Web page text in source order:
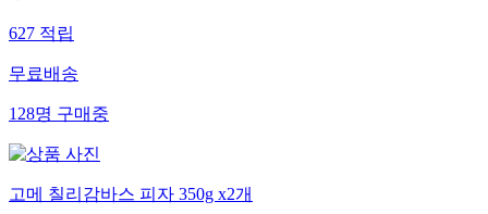
627적립
무료배송
128명구매중
고메 칠리감바스 피자 350g x2개